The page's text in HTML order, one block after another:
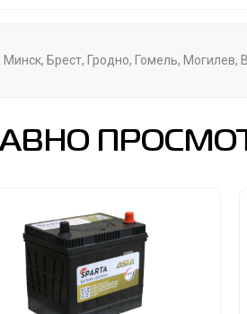
Брест, Гродно, Гомель,